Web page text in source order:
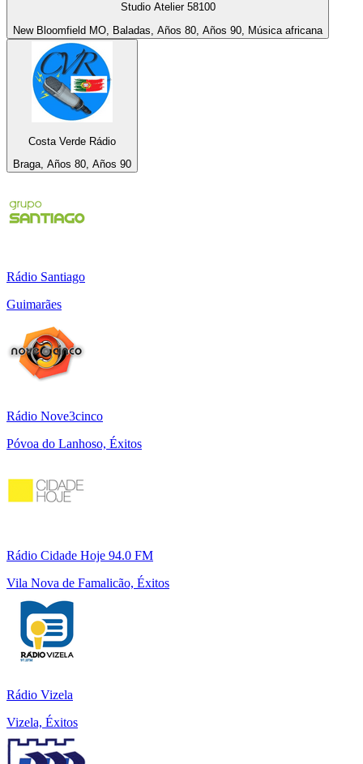
Studio Atelier 58100
New Bloomfield MO, Baladas, Años 80, Años 90, Música africana
Costa Verde Rádio
Braga, Años 80, Años 90
Rádio Santiago
Guimarães
Rádio Nove3cinco
Póvoa do Lanhoso, Éxitos
Rádio Cidade Hoje 94.0 FM
Vila Nova de Famalicão, Éxitos
Rádio Vizela
Vizela, Éxitos